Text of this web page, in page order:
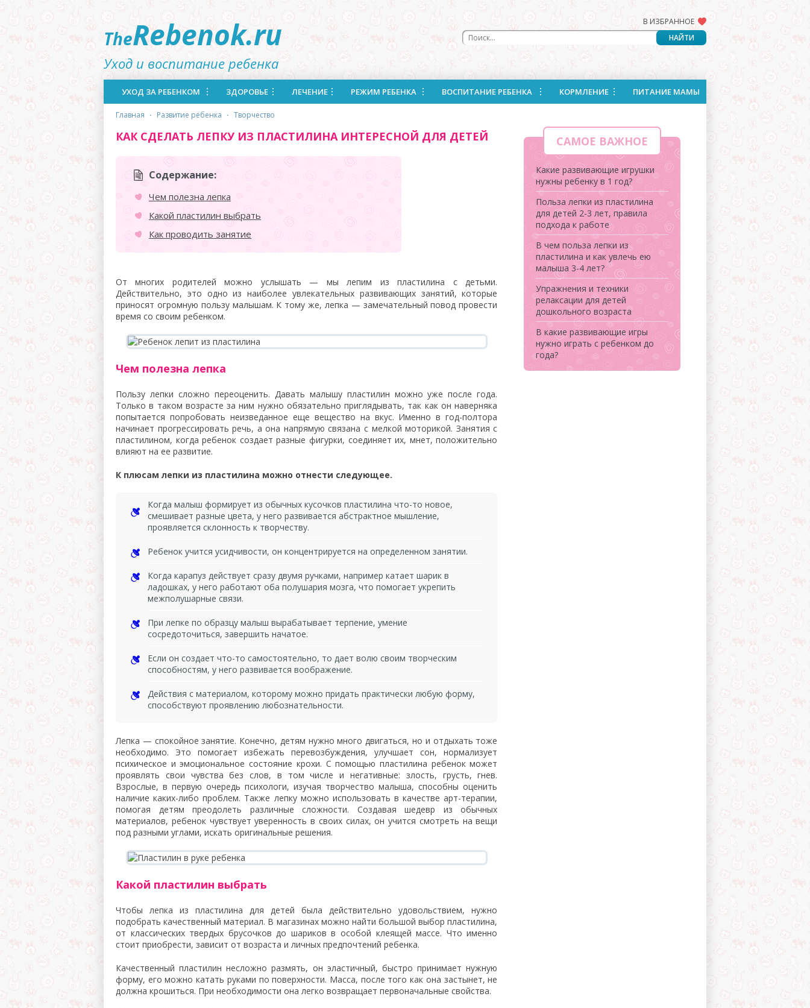
TheRebenok.ru
Уход и воспитание ребенка
В ИЗБРАННОЕ
УХОД ЗА РЕБЕНКОМ ЗДОРОВЬЕ ЛЕЧЕНИЕ РЕЖИМ РЕБЕНКА ВОСПИТАНИЕ РЕБЕНКА КОРМЛЕНИЕ ПИТАНИЕ МАМЫ
главная · развитие ребенка · творчество
КАК СДЕЛАТЬ ЛЕПКУ ИЗ ПЛАСТИЛИНА ИНТЕРЕСНОЙ ДЛЯ ДЕТЕЙ
Содержание:
Чем полезна лепка
Какой пластилин выбрать
Как проводить занятие
От многих родителей можно услышать — мы лепим из пластилина с детьми.
Действительно, это одно из наиболее увлекательных развивающих занятий, которые
приносят огромную пользу малышам. К тому же, лепка — замечательный повод провести
время со своим ребенком.
Чем полезна лепка
Пользу лепки сложно переоценить. Давать малышу пластилин можно уже после года.
Только в таком возрасте за ним нужно обязательно приглядывать, так как он наверняка
попытается попробовать неизведанное еще вещество на вкус. Именно в год-полтора
начинает прогрессировать речь, а она напрямую связана с мелкой моторикой. Занятия с
пластилином, когда ребенок создает разные фигурки, соединяет их, мнет, положительно
влияют на ее развитие.
К плюсам лепки из пластилина можно отнести следующее.
Когда малыш формирует из обычных кусочков пластилина что-то новое,
смешивает разные цвета, у него развивается абстрактное мышление,
проявляется склонность к творчеству.
Ребенок учится усидчивости, он концентрируется на определенном занятии.
Когда карапуз действует сразу двумя ручками, например катает шарик в
ладошках, у него работают оба полушария мозга, что помогает укрепить
межполушарные связи.
При лепке по образцу малыш вырабатывает терпение, умение
сосредоточиться, завершить начатое.
Если он создает что-то самостоятельно, то дает волю своим творческим
способностям, у него развивается воображение.
Действия с материалом, которому можно придать практически любую форму,
способствуют проявлению любознательности.
Лепка — спокойное занятие. Конечно, детям нужно много двигаться, но и отдыхать тоже
необходимо. Это помогает избежать перевозбуждения, улучшает сон, нормализует
психическое и эмоциональное состояние крохи. С помощью пластилина ребенок может
проявлять свои чувства без слов, в том числе и негативные: злость, грусть, гнев.
Взрослые, в первую очередь психологи, изучая творчество малыша, способны оценить
наличие каких-либо проблем. Также лепку можно использовать в качестве арт-терапии,
помогая детям преодолеть различные сложности. Создавая шедевр из обычных
материалов, ребенок чувствует уверенность в своих силах, он учится смотреть на вещи
под разными углами, искать оригинальные решения.
Какой пластилин выбрать
Чтобы лепка из пластилина для детей была действительно удовольствием, нужно
подобрать качественный материал. В магазинах можно найти большой выбор пластилина,
от классических твердых брусочков до шариков в особой клеящей массе. Что именно
стоит приобрести, зависит от возраста и личных предпочтений ребенка.
Качественный пластилин несложно размять, он эластичный, быстро принимает нужную
форму, его можно катать руками по поверхности. Масса, после того как она застынет, не
должна крошиться. При необходимости она легко возвращает первоначальные свойства.
САМОЕ ВАЖНОЕ
Какие развивающие игрушки
нужны ребенку в 1 год?
Польза лепки из пластилина
для детей 2-3 лет, правила
подхода к работе
В чем польза лепки из
пластилина и как увлечь ею
малыша 3-4 лет?
Упражнения и техники
релаксации для детей
дошкольного возраста
В какие развивающие игры
нужно играть с ребенком до
года?